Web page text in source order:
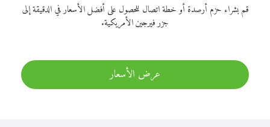
قم بشراء حزم أرصدة أو خطة اتصال للحصول على أفضل الأسعار في الدقيقة إلى
جزر فيرجين الأمريكية.
عرض الأسعار